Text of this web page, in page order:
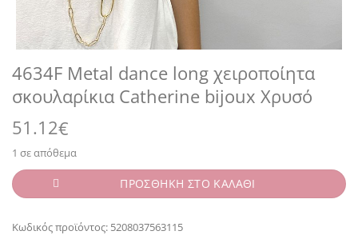
4634F Metal dance long χειροποίητα
σκουλαρίκια Catherine bijoux Χρυσό
51.12€
1 σε απόθεμα
ΠΡΟΣΘΗΚΗ ΣΤΟ ΚΑΛΑΘΙ
Κωδικός προϊόντος: 5208037563115